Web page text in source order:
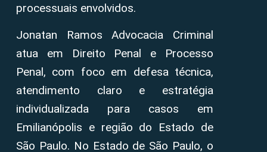
processuais envolvidos.
Jonatan Ramos Advocacia Criminal
atua em Direito Penal e Processo
Penal, com foco em defesa técnica,
atendimento claro e estratégia
individualizada para casos em
Emilianópolis e região do Estado de
São Paulo. No Estado de São Paulo, o